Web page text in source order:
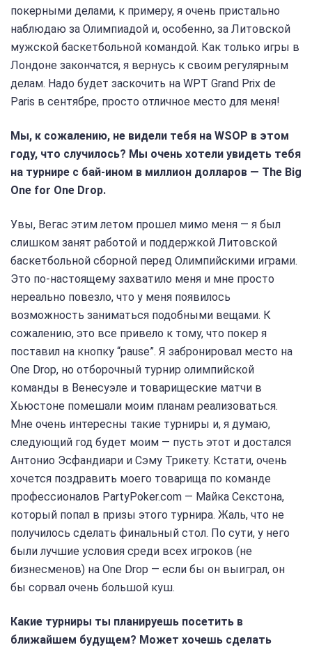
покерными делами, к примеру, я очень пристально
наблюдаю за Олимпиадой и, особенно, за Литовской
мужской баскетбольной командой. Как только игры в
Лондоне закончатся, я вернусь к своим регулярным
делам. Надо будет заскочить на WPT Grand Prix de
Paris в сентябре, просто отличное место для меня!
Мы, к сожалению, не видели тебя на WSOP в этом
году, что случилось? Мы очень хотели увидеть тебя
на турнире с бай-ином в миллион долларов — The Big
One for One Drop.
Увы, Вегас этим летом прошел мимо меня — я был
слишком занят работой и поддержкой Литовской
баскетбольной сборной перед Олимпийскими играми.
Это по-настоящему захватило меня и мне просто
нереально повезло, что у меня появилось
возможность заниматься подобными вещами. К
сожалению, это все привело к тому, что покер я
поставил на кнопку “pause”. Я забронировал место на
One Drop, но отборочный турнир олимпийской
команды в Венесуэле и товарищеские матчи в
Хьюстоне помешали моим планам реализоваться.
Мне очень интересны такие турниры и, я думаю,
следующий год будет моим — пусть этот и достался
Антонио Эсфандиари и Сэму Трикету. Кстати, очень
хочется поздравить моего товарища по команде
профессионалов PartyPoker.com — Майка Секстона,
который попал в призы этого турнира. Жаль, что не
получилось сделать финальный стол. По сути, у него
были лучшие условия среди всех игроков (не
бизнесменов) на One Drop — если бы он выиграл, он
бы сорвал очень большой куш.
Какие турниры ты планируешь посетить в
ближайшем будущем? Может хочешь сделать